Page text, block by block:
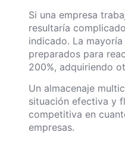
Si una empresa
resultaría
indicado. La
preparados para
200%, adquiriendo
Un almacenaje
situación efectiva y
competitiva en
empresas.